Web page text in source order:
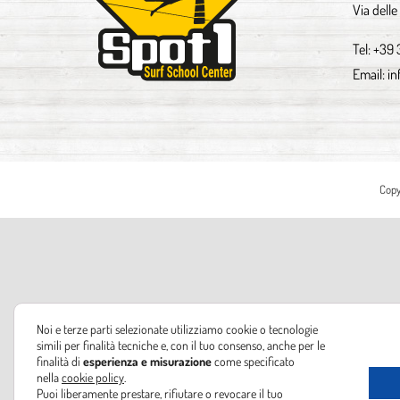
Via
Tel:+39
Email:
Noi e terze parti selezionate utilizziamo cookie o tecnologie
simili per finalità tecniche e, con il tuo consenso, anche per le
finalità di esperienza e misurazionecome specificato
nellacookie policy
Puoi liberamente prestare, rifiutare o revocare il tuo